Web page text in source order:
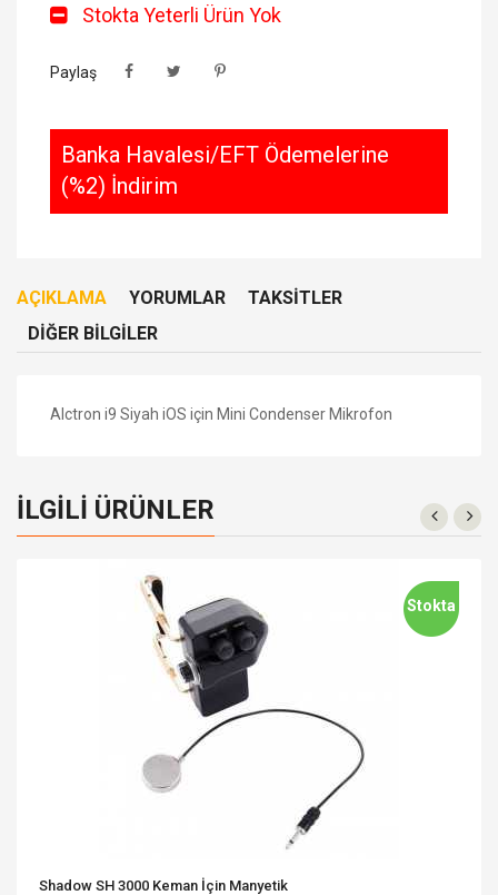
Stokta Yeterli Ürün Yok
Paylaş
Banka Havalesi/EFT Ödemelerine
(%2) İndirim
AÇIKLAMA YORUMLAR
TAKSITLER
DIĞER BILGILER
Alctron i9 Siyah iOS için Mini Condenser Mikrofon
İLGILI ÜRÜNLER
Stokta
Shadow SH 3000 Keman İçin Manyetik